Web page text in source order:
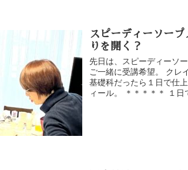
スピーディーソー
りを開く？
先日は、スピーディーソ
ご一緒に受講希望。 クレ
基礎科だったら１日で仕
ィール。 ＊＊＊＊＊ １日